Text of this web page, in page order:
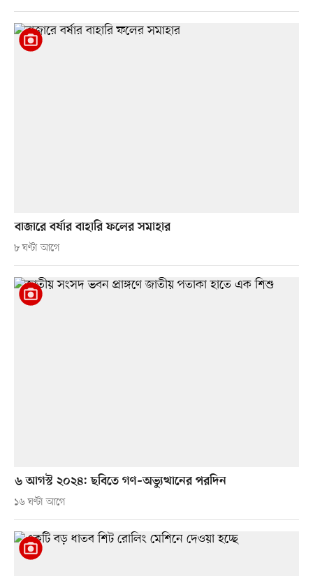
বাজারে বর্ষার বাহারি ফলের সমাহার
৮ ঘণ্টা আগে
৬ আগস্ট ২০২৪: ছবিতে গণ–অভ্যুত্থানের পরদিন
১৬ ঘণ্টা আগে